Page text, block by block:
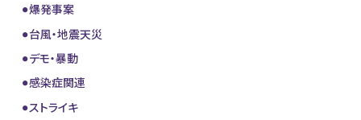
爆発事案
台風・地震天災
デモ・暴動
感染症関連
ストライキ